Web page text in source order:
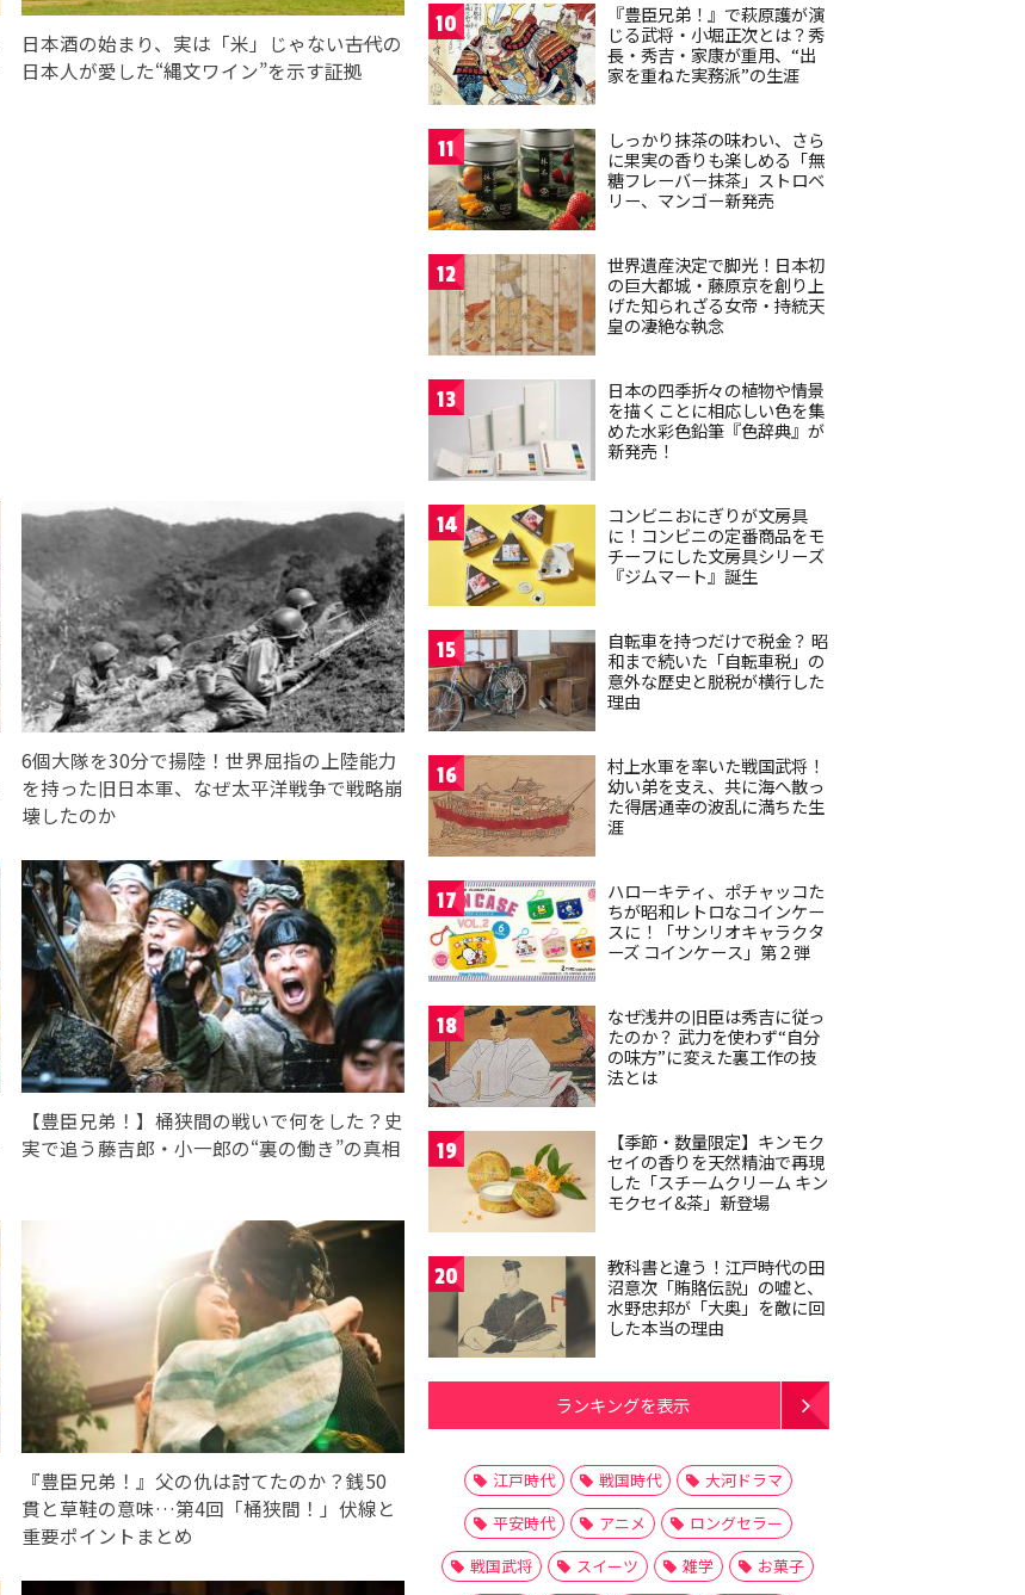
日本酒の始まり、実は「米」じゃない――古代の
日本人が愛した“縄文ワイン”を示す証拠
6個大隊を30分で揚陸！世界屈指の上陸能力
を持った旧日本軍、なぜ太平洋戦争で戦略崩
壊したのか
【豊臣兄弟！】桶狭間の戦いで何をした？史
実で追う藤吉郎・小一郎の“裏の働き”の真相
『豊臣兄弟！』父の仇は討てたのか？銭50
貫と草鞋の意味…第4回「桶狭間！」伏線と
重要ポイントまとめ
10
『豊臣兄弟！』で萩原護が演
じる武将・小堀正次とは？秀
長・秀吉・家康が重用、“出
家を重ねた実務派”の生涯
11
しっかり抹茶の味わい、さら
に果実の香りも楽しめる「無
糖フレーバー抹茶」ストロベ
リー、マンゴー新発売
12
世界遺産決定で脚光！日本初
の巨大都城・藤原京を創り上
げた知られざる女帝・持統天
皇の凄絶な執念
13
日本の四季折々の植物や情景
を描くことに相応しい色を集
めた水彩色鉛筆『色辞典』が
新発売！
14
コンビニおにぎりが文房具
に！コンビニの定番商品をモ
チーフにした文房具シリーズ
『ジムマート』誕生
15
自転車を持つだけで税金？ 昭
和まで続いた「自転車税」の
意外な歴史と脱税が横行した
理由
16
村上水軍を率いた戦国武将！
幼い弟を支え、共に海へ散っ
た得居通幸の波乱に満ちた生
涯
17
ハローキティ、ポチャッコた
ちが昭和レトロなコインケー
スに！「サンリオキャラクタ
ーズ コインケース」第２弾
18
なぜ浅井の旧臣は秀吉に従っ
たのか？ 武力を使わず“自分
の味方”に変えた裏工作の技
法とは
19
【季節・数量限定】キンモク
セイの香りを天然精油で再現
した「スチームクリーム キン
モクセイ&茶」新登場
20
教科書と違う！江戸時代の田
沼意次「賄賂伝説」の嘘と、
水野忠邦が「大奥」を敵に回
した本当の理由
ランキングを表示
江戸時代 戦国時代
大河ドラマ
平安時代
アニメ
ロングセラー
戦国武将
スイーツ 雑学
お菓子